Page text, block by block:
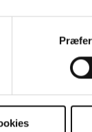
websitet.
indsamle og
cookies fra